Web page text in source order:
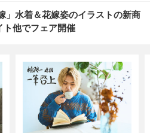
」水着＆花嫁姿のイラストの新商
ト他でフェア開催